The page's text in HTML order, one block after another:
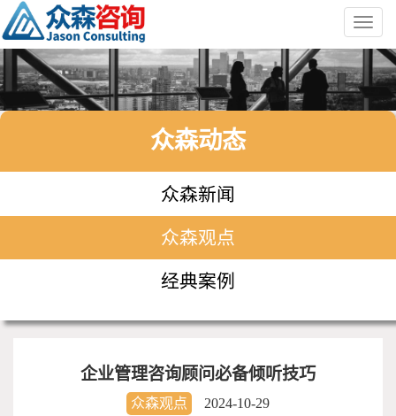
众森动态
众森新闻
众森观点
经典案例
企业管理咨询顾问必备倾听技巧
众森观点 2024-10-29